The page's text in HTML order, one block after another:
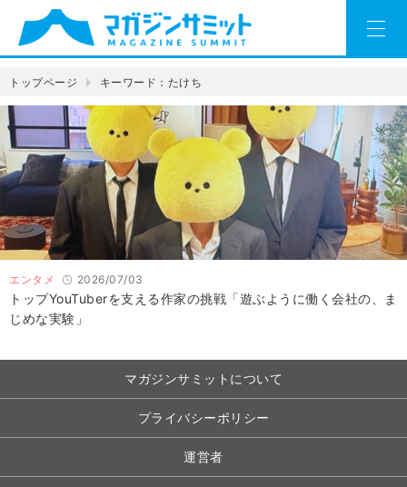
トップページ キーワード：たけち
エンタメ 2026/07/03
トップYouTuberを支える作家の挑戦「遊ぶように働く会社の、ま
じめな実験」
マガジンサミットについて
プライバシーポリシー
運営者